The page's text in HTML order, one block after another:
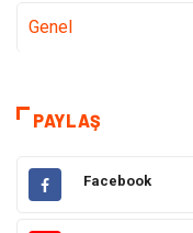
Genel
Gündem
PAYLAŞ
Facebook